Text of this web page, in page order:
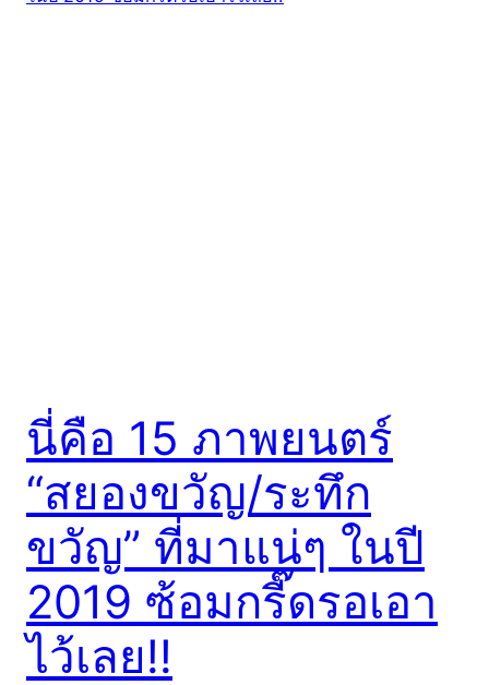
นี่คือ 15 ภาพยนตร์
“สยองขวัญ/ระทึก
ขวัญ” ที่มาแน่ๆ ในปี
2019 ซ้อมกรี๊ดรอเอา
ไว้เลย!!